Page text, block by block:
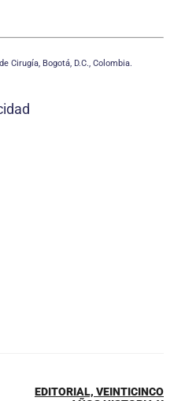
Cirugía, Bogotá, D.C., Colombia.
EDITORIAL, VEINTICINCO